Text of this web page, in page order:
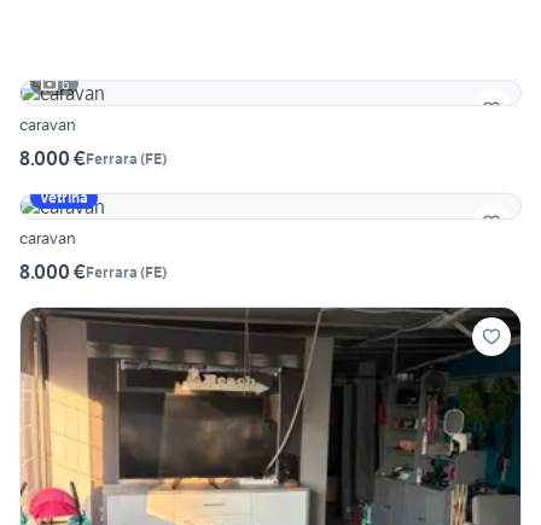
6
caravan
8.000 €Ferrara (FE)
Vetrina
caravan
8.000 €Ferrara (FE)